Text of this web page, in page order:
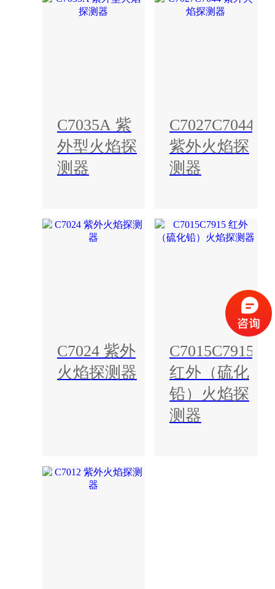
C7035A 紫
外型火焰探
测器
C7027C7044
紫外火焰探
测器
C7024 紫外
火焰探测器
C7015C7915
红外（硫化
铅）火焰探
测器